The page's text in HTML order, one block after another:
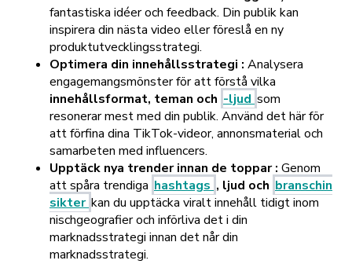
fantastiska idéer och feedback. Din publik kan
inspirera din nästa video eller föreslå en ny
produktutvecklingsstrategi.
Optimera din innehållsstrategi : Analysera
engagemangsmönster för att förstå vilka
innehållsformat, teman och -ljud som
resonerar mest med din publik. Använd det här för
att förfina dina TikTok-videor, annonsmaterial och
samarbeten med influencers.
Upptäck nya trender innan de toppar: Genom
att spåra trendiga hashtags , ljud och branschin
sikter kan du upptäcka viralt innehåll tidigt inom
nischgeografier och införliva det i din
marknadsstrategi innan det når din
marknadsstrategi.